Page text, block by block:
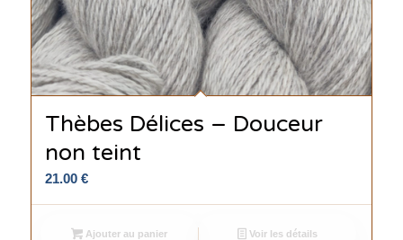
Thèbes Délices – Douceur
non teint
21.00 €
Ajouter au panier Voir les détails